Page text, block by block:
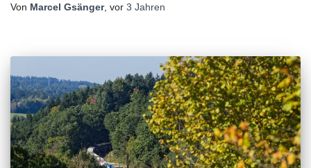
Von Marcel Gsänger, vor 3 Jahren